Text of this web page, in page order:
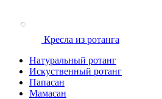
Кресла из ротанга
Натуральный ротанг
Искуственный ротанг
Папасан
Мамасан